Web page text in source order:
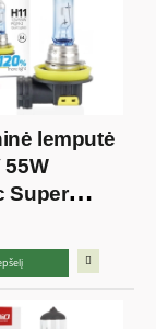
lemputė
55W
Super